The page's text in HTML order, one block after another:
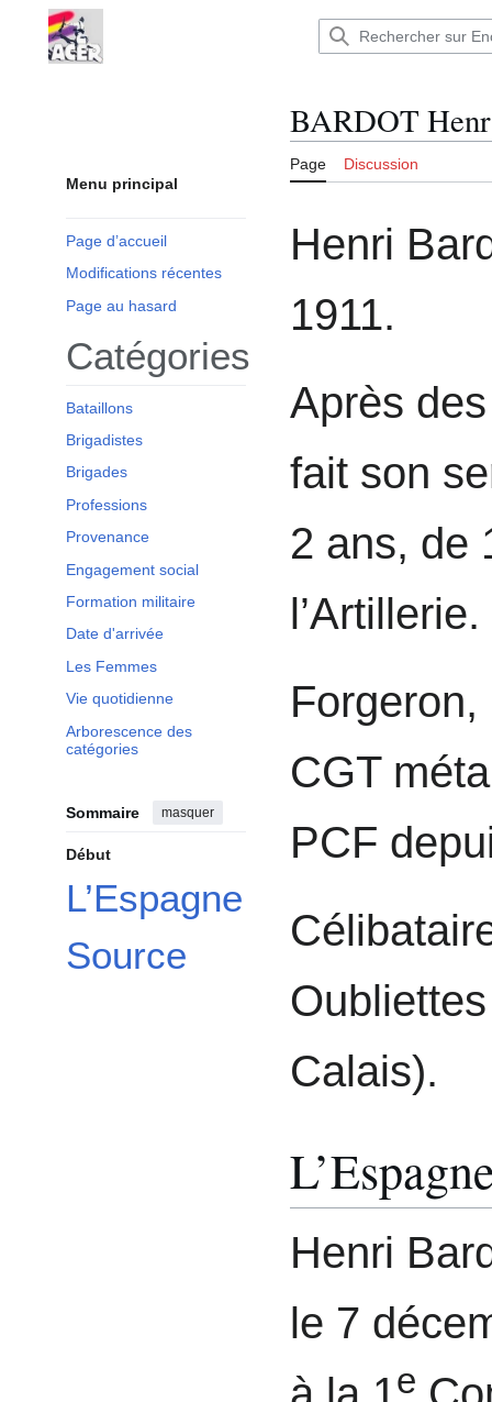
contenu
Encyclopédie : Brigades
Menu principal
Page d’accueil
Modifications récentes
Page au hasard
Catégories
Bataillons
Brigadistes
Brigades
Professions
Provenance
Engagement social
Formation militaire
Date d'arrivée
Les Femmes
Vie quotidienne
Arborescence des
catégories
Sommaire masquer
Début
L’Espagne
Source
BARDOT
Page Discussion
Henri
1911.
Après
fait son
2 ans, de
l’Artillerie.
Forgeron,
CGT
PCF
Calais).
Henri
le 7
e